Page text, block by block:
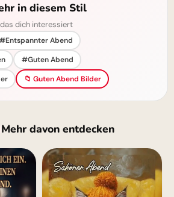
in diesem Stil
das dich interessiert
#Entspannter Abend
#Guten Abend
📁 Guten Abend Bilder
Mehr davon entdecken